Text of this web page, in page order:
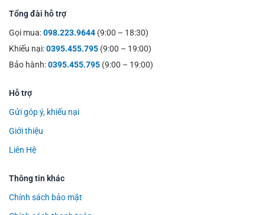
Tổng đài hỗ trợ
Gọi mua:098.223.9644 (9:00 – 18:30)
Khiếu nại:0395.455.795 (9:00 – 19:00)
Bảo hành:0395.455.795 (9:00 – 19:00)
Hỗ trợ
Gửi góp ý, khiếu nại
Giới thiệu
Liên Hệ
Thông tin khác
Chính sách bảo mật